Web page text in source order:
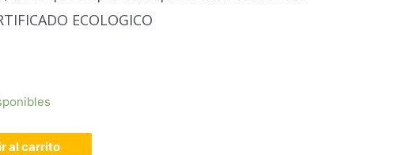
ECOLOGICO
al carrito